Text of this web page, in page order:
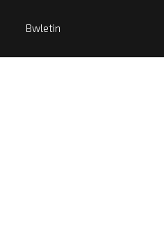
Bwletin